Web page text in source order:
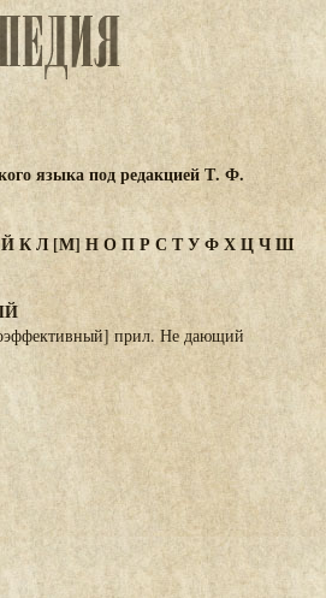
языка под редакцией Т. Ф.
ЙКЛ[М] НОПРС ТУФХЦЧШ
прил. Не дающий